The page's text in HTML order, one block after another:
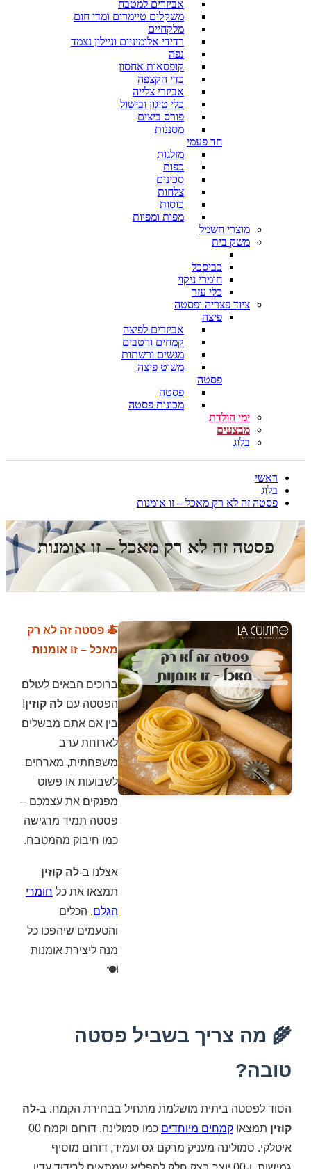
אביזרים למטבח
משקלים טיימרים ומדי חום
מלקחיים
רדידי אלומיניום וניילון נצמד
נפה
קופסאות אחסון
כדי הקצפה
אביזרי צלייה
כלי טיגון ובישול
פורס ביצים
מסננות
חד פעמי
מזלגות
כפות
סכינים
צלחות
כוסות
מפות ומפיות
מוצרי חשמל
משק בית
כביסכל
חומרי ניקוי
כלי עזר
ציוד פצריה ופסטה
פיצה
אביזרים לפיצה
קמחים ורטבים
מגשים ורשתות
משוט פיצה
פסטה
פסטה
מכונות פסטה
ימי הולדת
מבצעים
בלוג
ראשי
בלוג
פסטה זה לא רק מאכל – זו אומנות
פסטה זה לא רק מאכל – זו אומנות
🍝 פסטה זה לא רק
מאכל – זו אומנות
ברוכים הבאים לעולם
הפסטה עם לה קוזין!
בין אם אתם מבשלים
לארוחת ערב
משפחתית, מארחים
לשבועות או פשוט
מפנקים את עצמכם –
פסטה תמיד מרגישה
כמו חיבוק מהמטבח.
אצלנו ב-לה קוזין
תמצאו את כל חומרי
הגלם, הכלים
והטעמים שיהפכו כל
מנה ליצירת אומנות
🍽
🌾 מה צריך בשביל פסטה
טובה?
הסוד לפסטה ביתית מושלמת מתחיל בבחירת הקמח. ב-לה
קוזין תמצאו קמחים מיוחדים
כמו סמולינה, דורום וקמח 00
איטלקי. סמולינה מעניק מרקם גס ועמיד, דורום מוסיף